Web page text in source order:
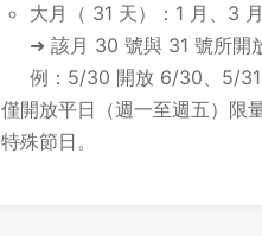
大月（ 31 天）：1 月、3
➜ 該月 30 號與 31 號所開
例：5/30 開放 6/30、5/
僅開放平日（週一至週五）限
特殊節日。